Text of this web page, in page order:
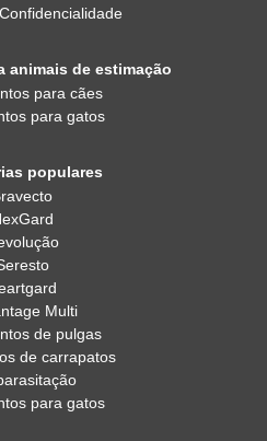
animais de estimação
para cães
para gatos
populares
Multi
de pulgas
de carrapatos
para gatos